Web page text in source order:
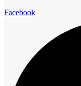
Facebook